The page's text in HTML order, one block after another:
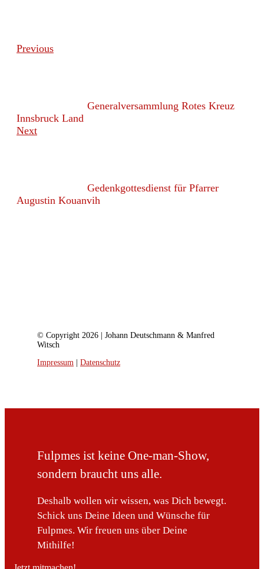
Previous
Generalversammlung Rotes Kreuz
Innsbruck Land
Next
Gedenkgottesdienst für Pfarrer
Augustin Kouanvih
© Copyright 2026 | Johann Deutschmann & Manfred
Witsch
Impressum
Datenschutz
Fulpmes ist keine One-man-Show,
sondern braucht uns alle.
Deshalb wollen wir wissen, was Dich bewegt.
Schick uns Deine Ideen und Wünsche für
Fulpmes. Wir freuen uns über Deine
Mithilfe!